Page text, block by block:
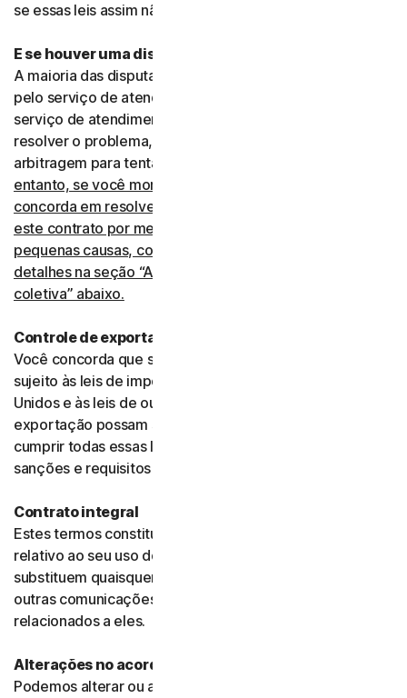
se essas leis assim não permitirem.
E se houver uma disputa?
A maioria das disputas pode ser resolvida informalmente
pelo serviço de atendimento ao cliente. Quando o
serviço de atendimento ao cliente não consegue
resolver o problema, nossa preferência é recorrer à
arbitragem para tentar solucionar divergências.
entanto, se você mora nos Estados Unidos, você
concorda em resolver todas as disputas relacionadas a
este contrato por meio de arbitragem ou no juizado de
pequenas causas, conforme explicamos com mais
detalhes na seção “Arbitragem legal e renúncia de ação
coletiva” abaixo.
Controle de exportação
Você concorda que seu uso dos serviços pode estar
sujeito às leis de importação e exportação dos Estados
Unidos e às leis de outros países em que importação e
exportação possam ser restringidas. Você concorda em
cumprir todas essas leis, incluindo embargos comerciais,
sanções e requisitos de segurança.
Contrato integral
Estes termos constituem o contrato integral entre nós,
relativo ao seu uso do software e dos serviços, e
substituem quaisquer contratos e termos anteriores ou
outras comunicações, declarações ou anúncios
relacionados a eles.
Alterações no acordo
Podemos alterar ou atualizar este acordo sem qualquer